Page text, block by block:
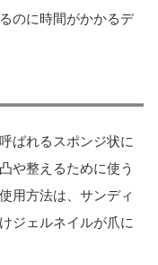
のに時間がかかるデ
ばれるスポンジ状に
や整えるために使う
用方法は、サンディ
ジェルネイルが爪に